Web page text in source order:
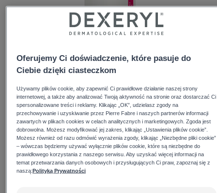
DEXERYL Odżywcze mleczko, stworzone specjalnie z
myślą o skórze suchej, łączy lekką konsystencję z
intensywnie odżywczymi i nawilżającymi właściwościami
balsamu.
Natychmiast łagodzi uczucie napięcia i świądu oraz
zapewnia skórze głębokie odżywienie przez 24 godziny*.
*Działanie nawilżające potwierdzone w badaniu in vitro
przez 24 h.
Oferujemy Ci doświadczenie, które pasuje do
Ciebie dzięki ciasteczkom
Używamy plików cookie, aby zapewnić Ci prawidłowe działanie naszej strony
internetowej, a także aby analizować Twoją aktywność na stronie oraz dostarczać Ci
spersonalizowane treści i reklamy. Klikając „OK”, udzielasz zgody na
przechowywanie i uzyskiwanie przez Pierre Fabre i naszych partnerów informacji
zawartych w plikach cookies w celach analitycznych i marketingowych. Zgoda jest
dobrowolna. Możesz modyfikować jej zakres, klikając „Ustawienia plików cookie”.
Możesz również od razu odmówić wyrażenia zgody, klikając „Niezbędne pliki cookie”
– wówczas będziemy używać wyłącznie plików cookie, które są niezbędne do
prawidłowego korzystania z naszego serwisu. Aby uzyskać więcej informacji na
temat przetwarzania danych osobowych i przysługujących Ci praw, zapoznaj się z
naszą:Polityką Prywatności